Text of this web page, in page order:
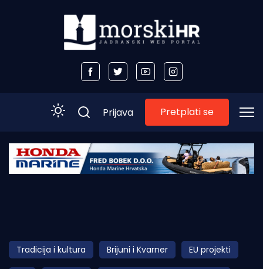
Početna
Obala
Otoci
Prijava Pretplati se
Tradicija i kultura Brijuni i Kvarner EU projekti